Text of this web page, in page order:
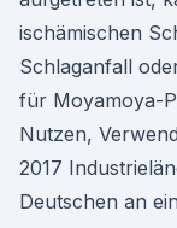
ischämischen
Schlaganfall
für Moyamoya-
Nutzen,
2017
Deutschen an